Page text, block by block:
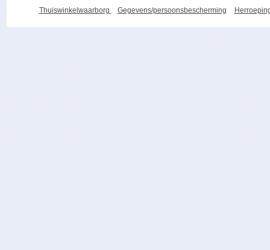
Thuiswinkelwaarborg
Gegevens/persoonsbescherming